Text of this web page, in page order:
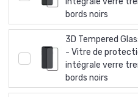
bords noirs
3D Tempered
- Vitre de
intégrale verre
bords noirs